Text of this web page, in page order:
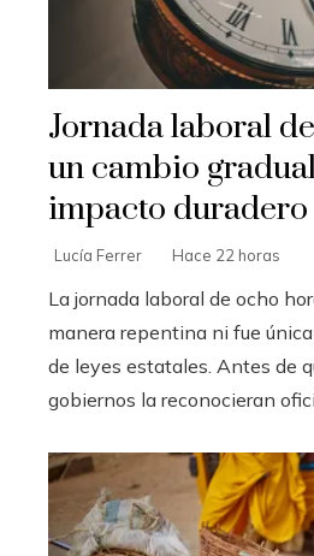
Jornada laboral
un cambio
impacto duradero
Lucía Ferrer Hace 22 horas
La jornada laboral de ocho
manera repentina ni fue
de leyes estatales. Antes de
gobiernos la reconocieran